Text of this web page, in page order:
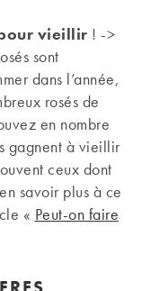
vieillir ! ->
sont
dans l’année,
rosés de
en nombre
gagnent à vieillir
ceux dont
savoir plus à ce
« Peut-on faire